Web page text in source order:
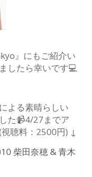
』にもご紹介い
したら幸いです💻
よる素晴らしい
た📹4/27までア
聴料：2500円) ↓
柴田奈穂 & 青木